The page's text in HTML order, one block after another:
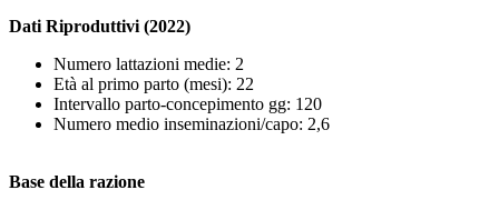
Dati Riproduttivi (2022)
Numero lattazioni medie: 2
Età al primo parto (mesi): 22
Intervallo parto-concepimento gg: 120
Numero medio inseminazioni/capo: 2,6
Base della razione